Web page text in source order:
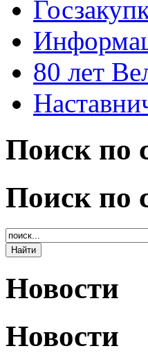
80 лет
Поиск по
Поиск по
Новости
Новости